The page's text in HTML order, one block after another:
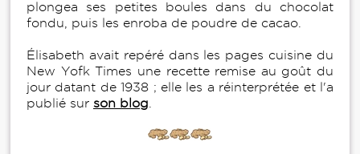
plongea ses petites boules dans du chocolat
fondu, puis les enroba de poudre de cacao.
Élisabeth avait repéré dans les pages cuisine du
New Yofk Times une recette remise au goût du
jour datant de 1938 ; elle les a réinterprétée et l'a
publié sur son blog